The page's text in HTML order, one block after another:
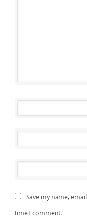
Save my name,
time I comment.